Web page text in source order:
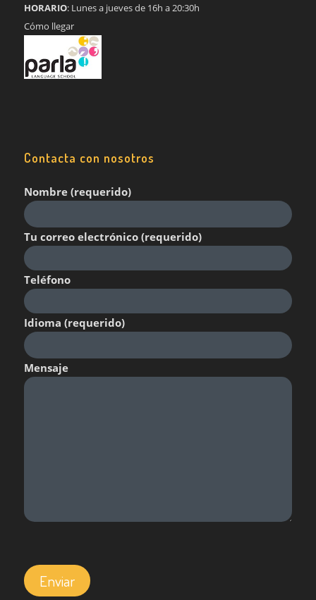
HORARIO: Lunes a jueves de 16h a 20:30h
Cómo llegar
Contacta con nosotros
Nombre (requerido)
Tu correo electrónico (requerido)
Teléfono
Idioma (requerido)
Mensaje